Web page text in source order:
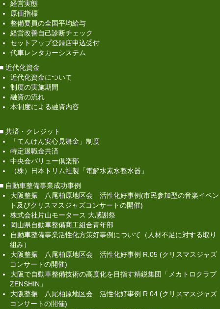
大阪整振 八尾柏原地区会 活性化好事例(市民参
加型の音楽イベント及びクリスマスジャズコンサー
トの開催)
株式会社片山モータース 大感謝祭
岡山県自動車整備商工組合青年部
自動車整備事業活性化方策好事例について（人材
不足に対する取り組み）
大阪で自動車整備技術の高度化を目指す精鋭集
団 「メカトロクラブZENSHIN」
大阪整振 八尾柏原地区会 活性化好事例 R.04
(クリスマスジャズコンサートの開催)
地域5社連携経営課題を克服、女性や高齢者ドラ
イバーにも安心して自動車に乗ることが出来るサー
ビスネットワーク提供
立
損益分岐点が理解できる体験型会計研修会
長崎整振 女性部会主催「女性の集い」
経営実態
原価指標
整備要員の全国平均給与
経営改善自己診断チェック
セットアップ登録店申込受付
代車レンタカーシステム
■ 近代化資金
近代化資金について
制度の実施期間
融資の流れ
本制度による融資内容
■ 共済・クレジット
「てんけん安心見舞金」制度
特定退職金共済
中央会バリュー倶楽部
（株）日本トリム社製「電解水素水整水器」
■ 自動車整備事業成功事例
大阪整振 八尾柏原地区会 活性化好事例(市民参加型の音楽イベン
ト及びクリスマスジャズコンサートの開催)
株式会社片山モータース 大感謝祭
岡山県自動車整備商工組合青年部
自動車整備事業活性化方策好事例について（人材不足に対する取り
組み）
大阪整振 八尾柏原地区会 活性化好事例 R.05 (クリスマスジャズ
コンサートの開催)
大阪で自動車整備技術の高度化を目指す精鋭集団「メカトロクラブ
ZENSHIN」
大阪整振 八尾柏原地区会 活性化好事例 R.04 (クリスマスジャズ
コンサートの開催)